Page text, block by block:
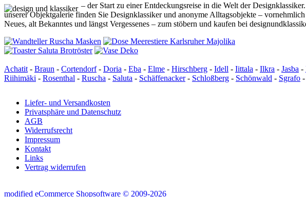
– der Start zu einer Entdeckungsreise in die Welt der
unserer Objektgalerie finden Sie Designklassiker und anonyme Alltagsobjekte –
Neues, alt Bekanntes und längst Vergessenes – zum stöbern und kaufen bei
Achatit - Braun - Cortendorf- Doria - Eba - Elme - Hirschberg - Idell - Iittala - Ilkra - Jasba -
Riihimäki - Rosenthal - Ruscha - Saluta - Schäffenacker- Schloßberg - Schönwald - Sgrafo -
Liefer- und Versandkosten
Privatsphäre und Datenschutz
AGB
Widerrufsrecht
Impressum
Kontakt
Links
Vertrag widerrufen
modified eCommerce Shopsoftware © 2009-2026